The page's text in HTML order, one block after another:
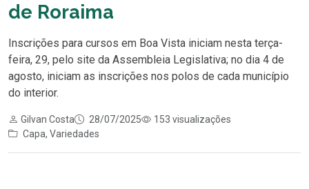
de Roraima
Inscrições para cursos em Boa Vista iniciam nesta terça-
feira, 29, pelo site da Assembleia Legislativa; no dia 4 de
agosto, iniciam as inscrições nos polos de cada município
do interior.
Gilvan Costa 28/07/2025
153 visualizações
Capa, Variedades